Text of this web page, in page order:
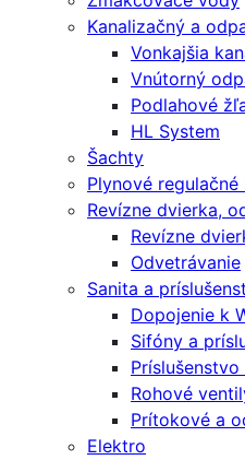
Kanalizačný a
Vonkajšia
Vnútorný
Podlahové
HL System
Šachty
Plynové
Revízne dvierka,
Revízne
Odvetrávanie
Sanita a
Dopojenie k
Sifóny a
Príslušenstvo
Rohové
Prítokové a
Elektro